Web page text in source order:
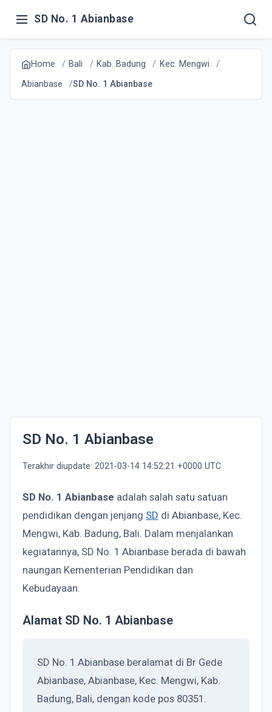
SD No. 1 Abianbase
Home Bali Kab. Badung
Kec. Mengwi
Abianbase
SD No. 1 Abianbase
SD No. 1 Abianbase
Terakhir diupdate: 2021-03-14 14:52:21 +0000 UTC
SD No. 1 Abianbase adalah salah satu satuan
pendidikan dengan jenjang SD di Abianbase, Kec.
Mengwi, Kab. Badung, Bali. Dalam menjalankan
kegiatannya, SD No. 1 Abianbase berada di bawah
naungan Kementerian Pendidikan dan
Kebudayaan.
Alamat SD No. 1 Abianbase
SD No. 1 Abianbase beralamat di Br Gede
Abianbase, Abianbase, Kec. Mengwi, Kab.
Badung, Bali, dengan kode pos 80351.